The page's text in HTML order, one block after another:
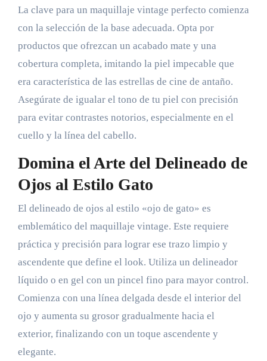
La clave para un maquillaje vintage perfecto comienza
con la selección de la base adecuada. Opta por
productos que ofrezcan un acabado mate y una
cobertura completa, imitando la piel impecable que
era característica de las estrellas de cine de antaño.
Asegúrate de igualar el tono de tu piel con precisión
para evitar contrastes notorios, especialmente en el
cuello y la línea del cabello.
Domina el Arte del Delineado de
Ojos al Estilo Gato
El delineado de ojos al estilo «ojo de gato» es
emblemático del maquillaje vintage. Este requiere
práctica y precisión para lograr ese trazo limpio y
ascendente que define el look. Utiliza un delineador
líquido o en gel con un pincel fino para mayor control.
Comienza con una línea delgada desde el interior del
ojo y aumenta su grosor gradualmente hacia el
exterior, finalizando con un toque ascendente y
elegante.